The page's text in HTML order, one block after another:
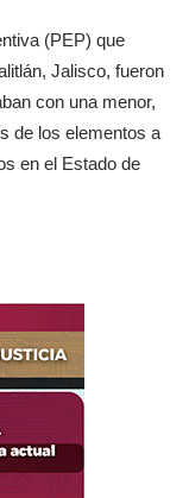
(PEP) que
Jalisco, fueron
con una menor,
de los elementos a
en el Estado de